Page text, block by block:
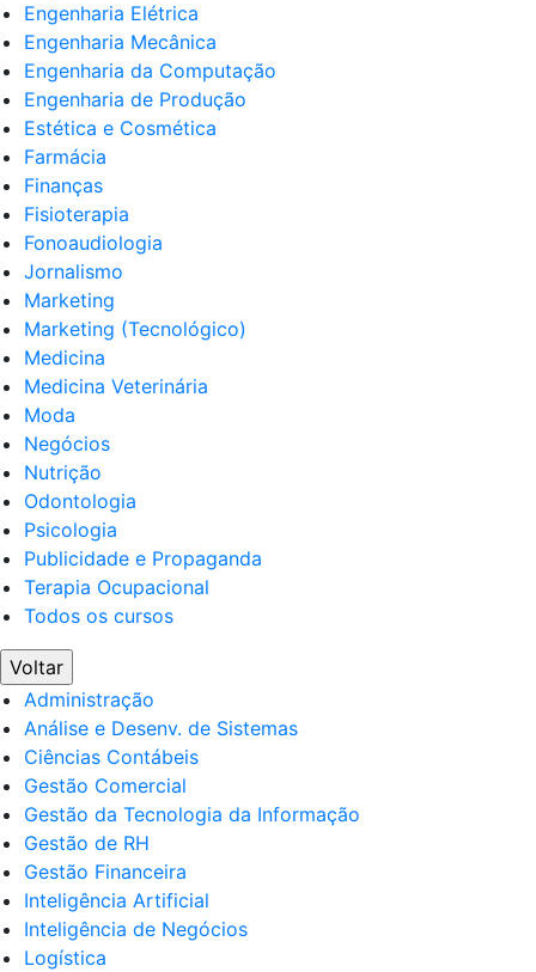
Engenharia Elétrica
Engenharia Mecânica
Engenharia da Computação
Engenharia de Produção
Estética e Cosmética
Farmácia
Finanças
Fisioterapia
Fonoaudiologia
Jornalismo
Marketing
Marketing (Tecnológico)
Medicina
Medicina Veterinária
Moda
Negócios
Nutrição
Odontologia
Psicologia
Publicidade e Propaganda
Terapia Ocupacional
Todos os cursos
Voltar
Administração
Análise e Desenv. de Sistemas
Ciências Contábeis
Gestão Comercial
Gestão da Tecnologia da Informação
Gestão de RH
Gestão Financeira
Inteligência Artificial
Inteligência de Negócios
Logística